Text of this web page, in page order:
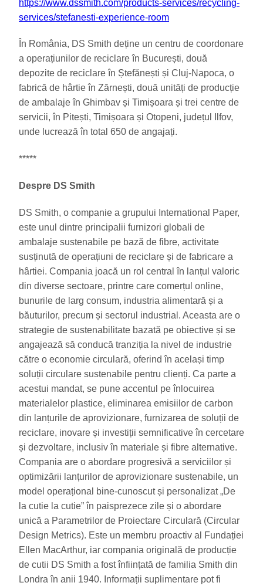
https://www.dssmith.com/products-services/recycling-
services/stefanesti-experience-room
În România, DS Smith deține un centru de coordonare
a operațiunilor de reciclare în București, două
depozite de reciclare în Ștefănești și Cluj-Napoca, o
fabrică de hârtie în Zărnești, două unități de producție
de ambalaje în Ghimbav și Timișoara și trei centre de
servicii, în Pitești, Timișoara și Otopeni, județul Ilfov,
unde lucrează în total 650 de angajați.
*****
Despre DS Smith
DS Smith, o companie a grupului International Paper,
este unul dintre principalii furnizori globali de
ambalaje sustenabile pe bază de fibre, activitate
susținută de operațiuni de reciclare și de fabricare a
hârtiei. Compania joacă un rol central în lanțul valoric
din diverse sectoare, printre care comerțul online,
bunurile de larg consum, industria alimentară și a
băuturilor, precum și sectorul industrial. Aceasta are o
strategie de sustenabilitate bazată pe obiective și se
angajează să conducă tranziția la nivel de industrie
către o economie circulară, oferind în același timp
soluții circulare sustenabile pentru clienți. Ca parte a
acestui mandat, se pune accentul pe înlocuirea
materialelor plastice, eliminarea emisiilor de carbon
din lanțurile de aprovizionare, furnizarea de soluții de
reciclare, inovare și investiții semnificative în cercetare
și dezvoltare, inclusiv în materiale și fibre alternative.
Compania are o abordare progresivă a serviciilor și
optimizării lanțurilor de aprovizionare sustenabile, un
model operațional bine-cunoscut și personalizat „De
la cutie la cutie” în paisprezece zile și o abordare
unică a Parametrilor de Proiectare Circulară (Circular
Design Metrics). Este un membru proactiv al Fundației
Ellen MacArthur, iar compania originală de producție
de cutii DS Smith a fost înființată de familia Smith din
Londra în anii 1940. Informații suplimentare pot fi